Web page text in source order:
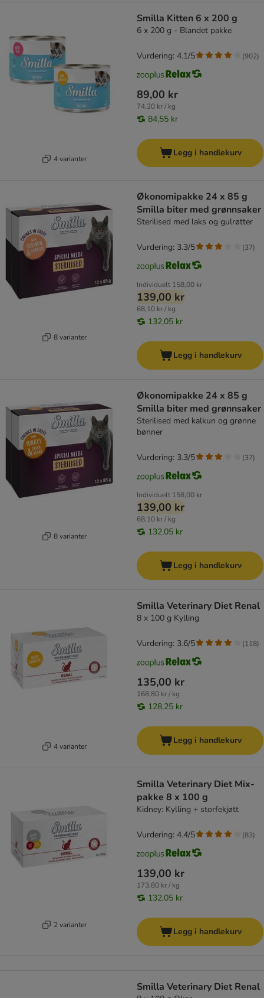
4 varianter
Smilla Kitten 6 x 200 g
6 x 200 g - Blandet pakke
89,00 kr
74,20 kr / kg
84,55 kr
Vurdering: 4.1/5 (902)
Legg i handlekurv
8 varianter
Økonomipakke 24 x 85 g
Smilla biter med grønnsaker
Sterilised med laks og gulrøtter
Individuelt 158,00 kr
139,00 kr
68,10 kr / kg
132,05 kr
Vurdering: 3.3/5 (37)
Legg i handlekurv
8 varianter
Økonomipakke 24 x 85 g
Smilla biter med grønnsaker
Sterilised med kalkun og grønne
bønner
Individuelt 158,00 kr
139,00 kr
68,10 kr / kg
132,05 kr
Vurdering: 3.3/5 (37)
Legg i handlekurv
4 varianter
Smilla Veterinary Diet Renal
8 x 100 g Kylling
135,00 kr
168,80 kr / kg
128,25 kr
Vurdering: 3.6/5 (118)
Legg i handlekurv
2 varianter
Smilla Veterinary Diet Mix-
pakke 8 x 100 g
Kidney: Kylling + storfekjøtt
139,00 kr
173,80 kr / kg
132,05 kr
Vurdering: 4.4/5 (83)
Legg i handlekurv
Smilla Veterinary Diet Renal